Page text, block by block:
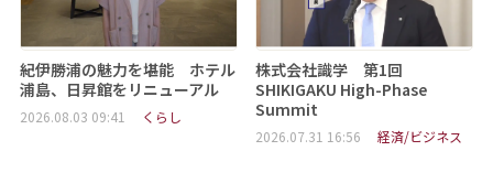
紀伊勝浦の魅力を堪能 ホテル
浦島、日昇館をリニューアル
2026.08.03 09:41 くらし
株式会社識学 第1回
SHIKIGAKU High-Phase
Summit
2026.07.31 16:56 経済/ビジネス